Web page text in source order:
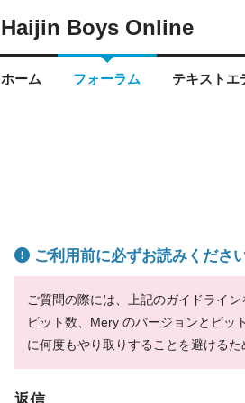
Haijin Boys Online
ホーム フォーラム テキストエ
ご利用前に必ずお読みくださ
ご質問の際には、上記のガイドライ
ビット数、Mery のバージョンとビッ
に何度もやり取りすることを避ける